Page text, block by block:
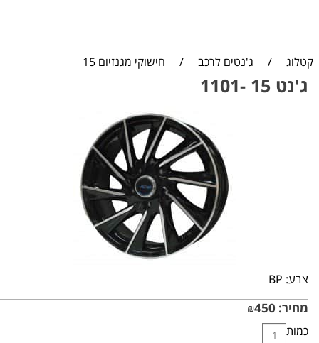
קטלוג / ג'נטים לרכב / חישוקי מגנזיום 15
ג'נט 15 -1101
צבע: BP
מחיר: ₪450
כמות